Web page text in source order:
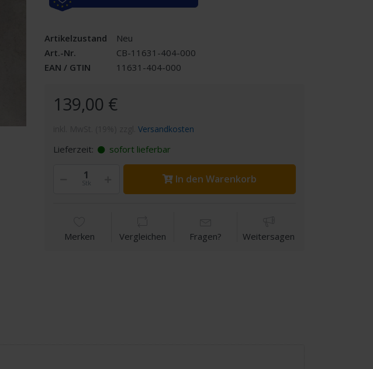
Artikelzustand
Neu
Art.-Nr.
CB-11631-404-000
EAN / GTIN
11631-404-000
139,00 €
Versandkosten
Lieferzeit: sofort lieferbar
Stk In den Warenkorb
Merken Vergleichen Fragen? Weitersagen